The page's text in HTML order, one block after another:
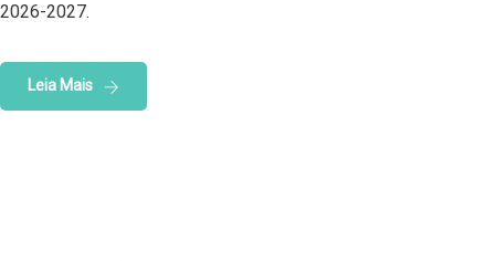
2026-2027.
Leia Mais